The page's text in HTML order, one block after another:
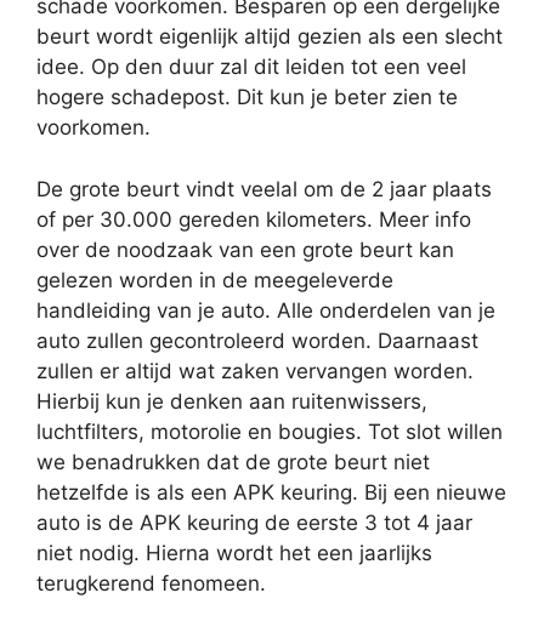
schade voorkomen. Besparen op een dergelijke
beurt wordt eigenlijk altijd gezien als een slecht
idee. Op den duur zal dit leiden tot een veel
hogere schadepost. Dit kun je beter zien te
voorkomen.
De grote beurt vindt veelal om de 2 jaar plaats
of per 30.000 gereden kilometers. Meer info
over de noodzaak van een grote beurt kan
gelezen worden in de meegeleverde
handleiding van je auto. Alle onderdelen van je
auto zullen gecontroleerd worden. Daarnaast
zullen er altijd wat zaken vervangen worden.
Hierbij kun je denken aan ruitenwissers,
luchtfilters, motorolie en bougies. Tot slot willen
we benadrukken dat de grote beurt niet
hetzelfde is als een APK keuring. Bij een nieuwe
auto is de APK keuring de eerste 3 tot 4 jaar
niet nodig. Hierna wordt het een jaarlijks
terugkerend fenomeen.